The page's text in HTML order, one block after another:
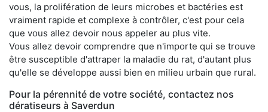
vous, la prolifération de leurs microbes et bactéries est
vraiment rapide et complexe à contrôler, c'est pour cela
que vous allez devoir nous appeler au plus vite.
Vous allez devoir comprendre que n'importe qui se trouve
être susceptible d'attraper la maladie du rat, d'autant plus
qu'elle se développe aussi bien en milieu urbain que rural.
Pour la pérennité de votre société, contactez nos
dératiseurs à Saverdun